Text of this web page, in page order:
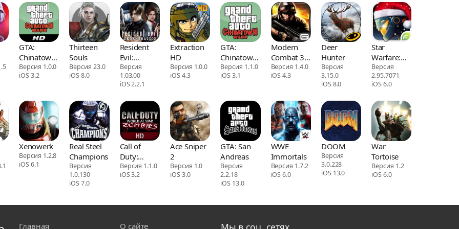
GTA:
Chinatown
Wars HD
Версия 1.0.0
iOS 3.2
Thirteen
Souls
Версия 23.0
iOS 8.0
Resident
Evil:
Degeneration
Версия
1.03.00
iOS 2.2.1
Extraction
HD
Версия 1.0.0
iOS 4.3
GTA:
Chinatown
Wars
Версия 1.1.0
iOS 3.1
Modern
Combat 3:
Fallen
Nation
Версия 1.4.0
iOS 4.3
Deer
Hunter
Версия
3.15.0
iOS 8.0
Star
Warfare:Alien
Invasion
Версия
2.95.7071
iOS 6.0
Xenowerk
Версия 1.2.8
iOS 6.1
Real Steel
Champions
Версия
1.0.130
iOS 7.0
Call of
Duty:
World at
War
Версия 1.1.0
iOS 3.2
Ace Sniper
2
Версия 1.0
iOS 3.0
GTA: San
Andreas
Версия
2.2.18
iOS 13.0
WWE
Immortals
Версия 1.7.2
iOS 6.0
DOOM
Версия
3.0.228
iOS 13.0
War
Tortoise
Версия 1.2
iOS 6.0
Главная О сайте